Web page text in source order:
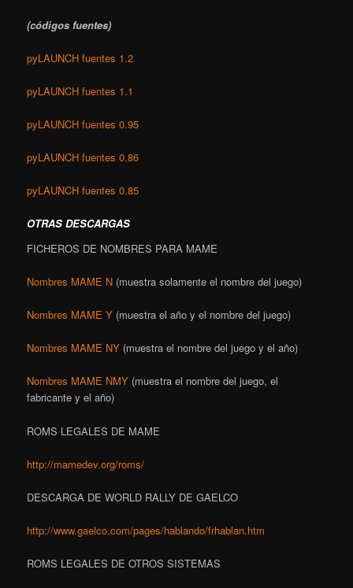
(códigos fuentes)
pyLAUNCH fuentes 1.2
pyLAUNCH fuentes 1.1
pyLAUNCH fuentes 0.95
pyLAUNCH fuentes 0.86
pyLAUNCH fuentes 0.85
OTRAS DESCARGAS
FICHEROS DE NOMBRES PARA MAME
Nombres MAME N (muestra solamente el nombre del juego)
Nombres MAME Y (muestra el año y el nombre del juego)
Nombres MAME NY (muestra el nombre del juego y el año)
Nombres MAME NMY (muestra el nombre del juego, el
fabricante y el año)
ROMS LEGALES DE MAME
http://mamedev.org/roms/
DESCARGA DE WORLD RALLY DE GAELCO
http://www.gaelco.com/pages/hablando/frhablan.htm
ROMS LEGALES DE OTROS SISTEMAS